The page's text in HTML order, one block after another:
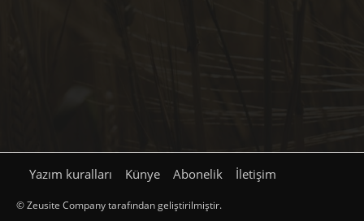
Yazım kuralları Künye Abonelik İletişim
© Zeusite Company tarafından geliştirilmiştir.